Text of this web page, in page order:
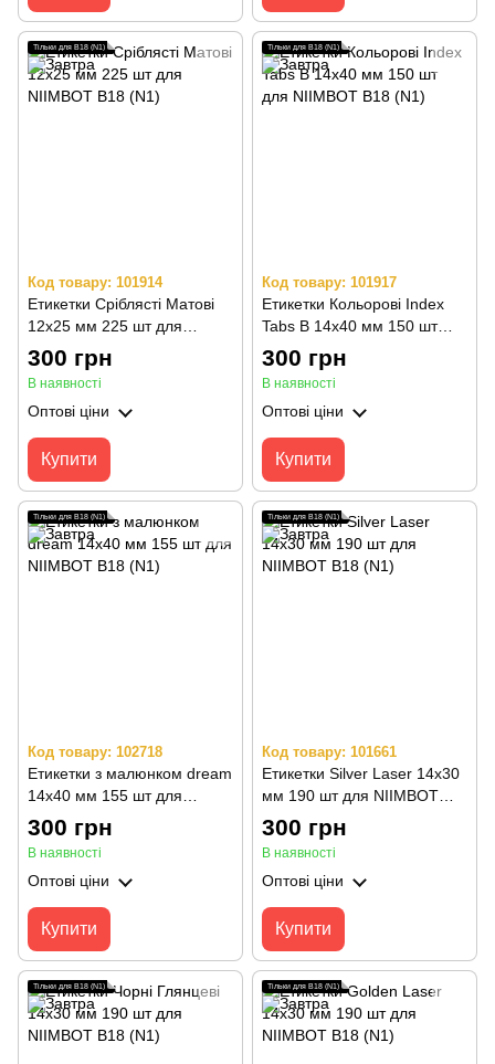
Тільки для B18 (N1)
Код товару: 101914
Етикетки Сріблясті Матові
12х25 мм 225 шт для
NIIMBOT B18 (N1)
300 грн
В наявності
Оптові ціни
Купити
Тільки для B18 (N1)
Код товару: 101917
Етикетки Кольорові Index
Tabs B 14х40 мм 150 шт
для NIIMBOT B18 (N1)
300 грн
В наявності
Оптові ціни
Купити
Тільки для B18 (N1)
Код товару: 102718
Етикетки з малюнком dream
14х40 мм 155 шт для
NIIMBOT B18 (N1)
300 грн
В наявності
Оптові ціни
Купити
Тільки для B18 (N1)
Код товару: 101661
Етикетки Silver Laser 14х30
мм 190 шт для NIIMBOT
B18 (N1)
300 грн
В наявності
Оптові ціни
Купити
Тільки для B18 (N1) Тільки для B18 (N1)